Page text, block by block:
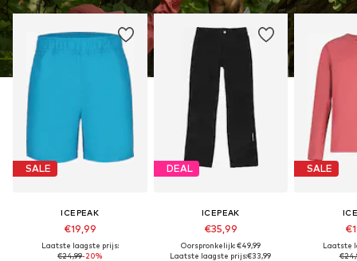
SALE
ICEPEAK
€19,99
Laatste laagste prijs:
€24,99-20%
DEAL
ICEPEAK
€35,99
Oorspronkelijk: €49,99
Laatste laagste prijs:€33,99
SALE
Laatste